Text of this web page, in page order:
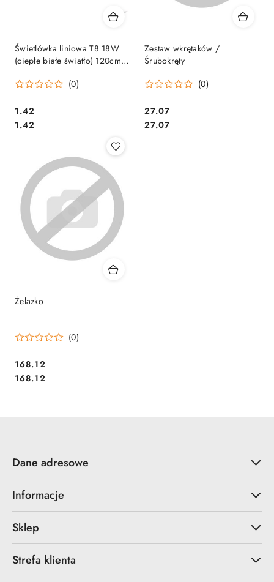
Świetlówka liniowa T8 18W
(ciepłe białe światło) 120cm
(0)
Cena:
1.42
Cena:
1.42
Zestaw wkrętaków /
Śrubokręty
(0)
Cena:
27.07
Cena:
27.07
Żelazko
(0)
Cena:
168.12
Cena:
168.12
Dane adresowe
Informacje
Sklep
Strefa klienta